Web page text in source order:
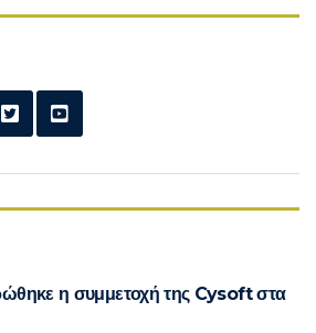
η συμμετοχή της Cysoft στα